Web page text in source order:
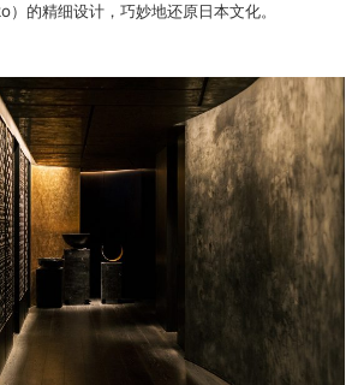
的精细设计，巧妙地还原日本文化。